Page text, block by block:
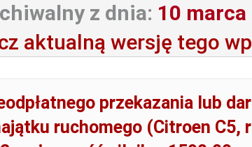
z dnia: 10 marca
aktualną wersję tego
przekazania lub
ruchomego (Citroen C5,